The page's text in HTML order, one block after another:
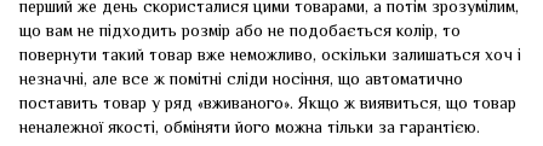
перший же день скористалися цими товарами, а потім зрозумілим,
що вам не підходить розмір або не подобається колір, то
повернути такий товар вже неможливо, оскільки залишаться хоч і
незначні, але все ж помітні сліди носіння, що автоматично
поставить товар у ряд «вживаного». Якщо ж виявиться, що товар
неналежної якості, обміняти його можна тільки за гарантією.